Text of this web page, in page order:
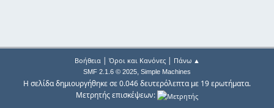
Βοήθεια| Όροι και Κανόνες| Πάνω ▲
SMF 2.1.6 © 2025, Simple Machines
Η σελίδα δημιουργήθηκε σε 0.046 δευτερόλεπτα με 19 ερωτήματα.
Μετρητής επισκέψεων: